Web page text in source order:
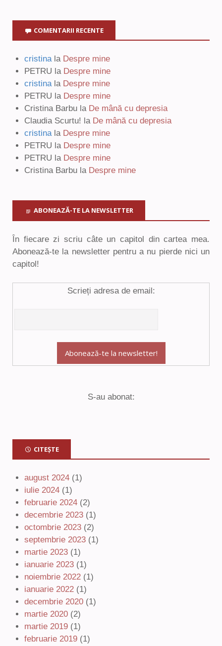
COMENTARII RECENTE
cristinala Despre mine
PETRU la Despre mine
cristinala Despre mine
PETRU la Despre mine
Cristina Barbu la De mână cu depresia
Claudia Scurtu! la De mână cu depresia
cristinala Despre mine
PETRU la Despre mine
PETRU la Despre mine
Cristina Barbu la Despre mine
ABONEAZĂ-TE LA NEWSLETTER
În fiecare zi scriu câte un capitol din cartea mea.
Abonează-te la newsletter pentru a nu pierde nici un
capitol!
Scrieți adresa de email:
S-au abonat:
CITEȘTE
august 2024 (1)
iulie 2024 (1)
februarie 2024 (2)
decembrie 2023 (1)
octombrie 2023 (2)
septembrie 2023 (1)
martie 2023 (1)
ianuarie 2023 (1)
noiembrie 2022 (1)
ianuarie 2022 (1)
decembrie 2020 (1)
martie 2020 (2)
martie 2019 (1)
februarie 2019 (1)